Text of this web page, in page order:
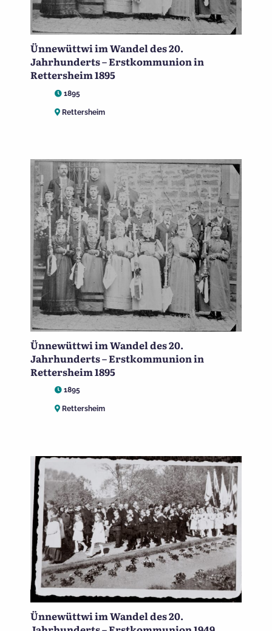
Ünnewüttwi im Wandel des 20.
Jahrhunderts – Erstkommunion in
Rettersheim 1895
1895
Rettersheim
Ünnewüttwi im Wandel des 20.
Jahrhunderts – Erstkommunion in
Rettersheim 1895
1895
Rettersheim
Ünnewüttwi im Wandel des 20.